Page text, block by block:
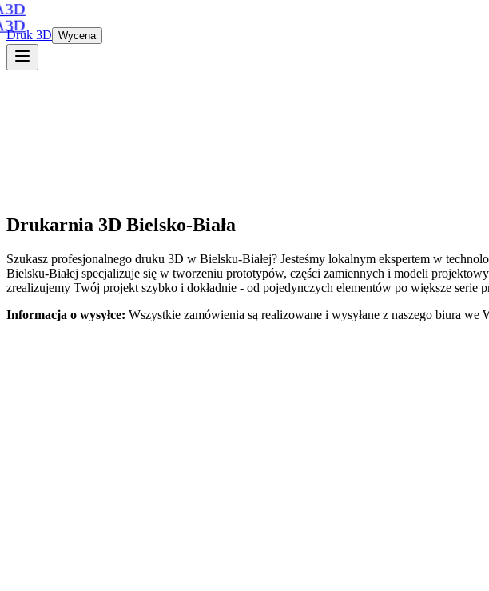
Druk 3D Wycena
Drukarnia 3D Bielsko-Biała
Szukasz profesjonalnego druku 3D w Bielsku-Białej? Jesteśmy lokalnym ekspertem w
Bielsku-Białej specjalizuje się w tworzeniu prototypów, części zamiennych i modeli
zrealizujemy Twój projekt szybko i dokładnie - od pojedynczych elementów po większe serie
Informacja o wysyłce: Wszystkie zamówienia są realizowane i wysyłane z naszego biura we